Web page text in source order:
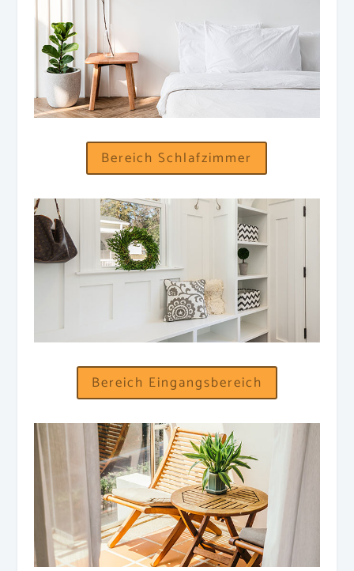
Bereich Schlafzimmer
Bereich Eingangsbereich